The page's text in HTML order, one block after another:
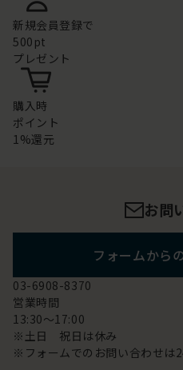
新規会員登録で
500pt
プレゼント
購入時
ポイント
1%還元
お問
フォームから
03-6908-8370
営業時間
13:30～17:00
※土日 祝日は休み
※フォームでのお問い合わせは